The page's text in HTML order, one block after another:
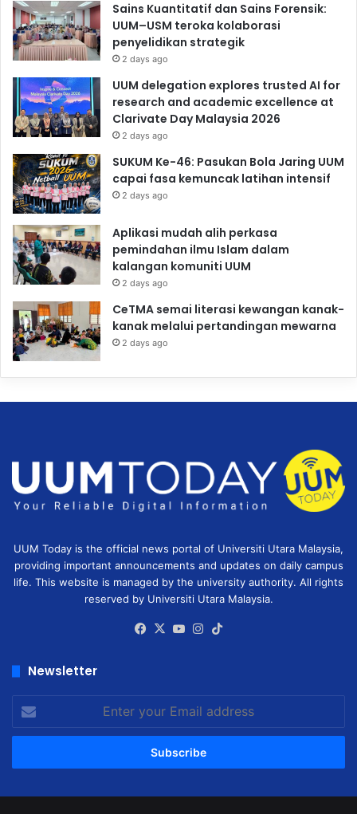
Sains Kuantitatif dan Sains Forensik:
UUM–USM teroka kolaborasi
penyelidikan strategik
2 days ago
UUM delegation explores trusted AI for
research and academic excellence at
Clarivate Day Malaysia 2026
2 days ago
SUKUM Ke-46: Pasukan Bola Jaring UUM
capai fasa kemuncak latihan intensif
2 days ago
Aplikasi mudah alih perkasa
pemindahan ilmu Islam dalam
kalangan komuniti UUM
2 days ago
CeTMA semai literasi kewangan kanak-
kanak melalui pertandingan mewarna
2 days ago
UUM Today is the official news portal of Universiti Utara Malaysia,
providing important announcements and updates on daily campus
life. This website is managed by the university authority. All rights
reserved by Universiti Utara Malaysia.
Facebook
X YouTubeInstagram
Newsletter
Enter
your
Email